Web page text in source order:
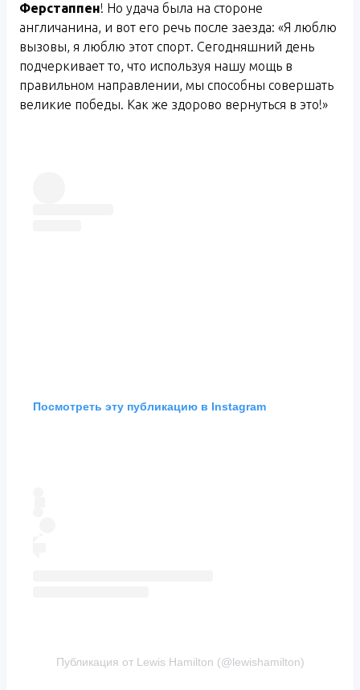
Ферстаппен! Но удача была на стороне
англичанина, и вот его речь после заезда: «Я люблю
вызовы, я люблю этот спорт. Сегодняшний день
подчеркивает то, что используя нашу мощь в
правильном направлении, мы способны совершать
великие победы. Как же здорово вернуться в это!»
Посмотреть эту публикацию в Instagram
Публикация от Lewis Hamilton (@lewishamilton)